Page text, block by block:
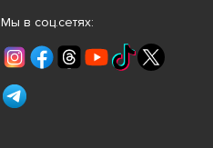
Мы в соц.сетях: